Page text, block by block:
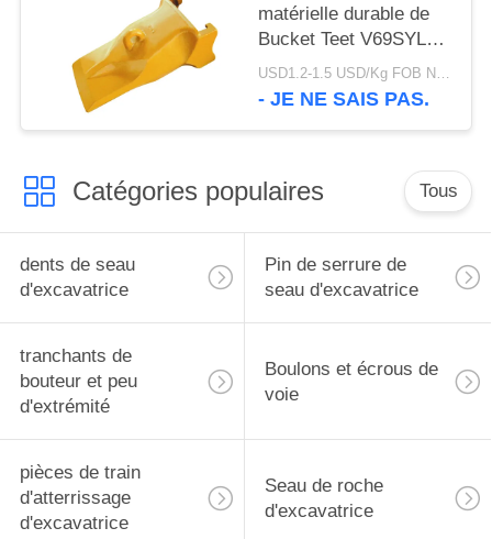
matérielle durable de
Bucket Teet V69SYL
d'excavatrice de l'usine
V69 de marque de
USD1.2-1.5 USD/Kg FOB Ningbo MOQ:2 tonnes
- JE NE SAIS PAS.
Catégories populaires Tous
dents de seau
d'excavatrice
Pin de serrure de
seau d'excavatrice
tranchants de
bouteur et peu
d'extrémité
Boulons et écrous de
voie
pièces de train
d'atterrissage
d'excavatrice
Seau de roche
d'excavatrice